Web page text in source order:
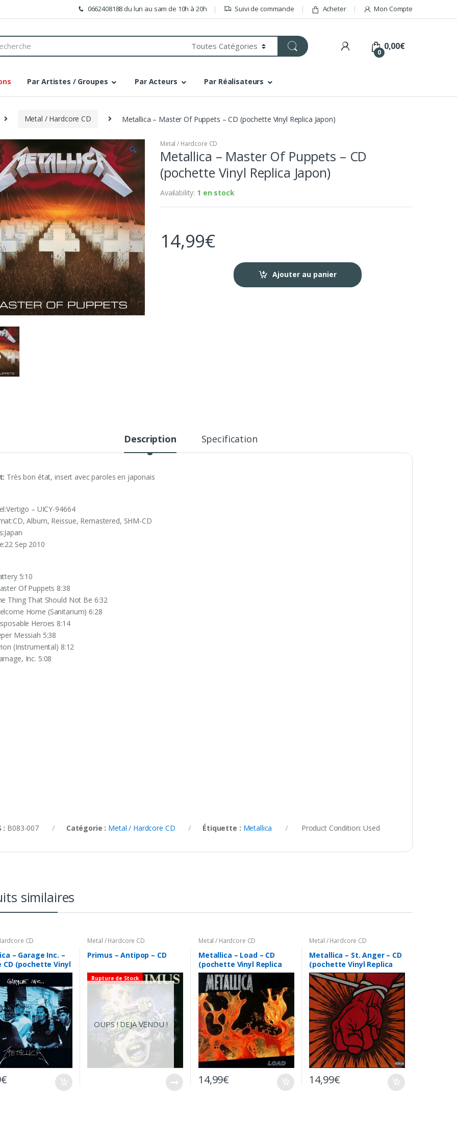
0662408188 du lun au sam de 10h à 20h Suivi de commande Acheter Mon Compte
0
0,00€
Par Artistes / Groupes Par Acteurs Par Réalisateurs
Metal / Hardcore CD Metallica – Master Of Puppets – CD (pochette Vinyl Replica Japon)
🔍
Metal / Hardcore CD
Metallica – Master Of Puppets – CD
(pochette Vinyl Replica Japon)
Availability: 1 en stock
14,99€
Ajouter au panier
Description Specification
Très bon état, insert avec paroles en japonais
‎– UICY-94664
Album, Reissue, Remastered, SHM-CD
Sep 2010
5:10
Of Puppets 8:38
Thing That Should Not Be 6:32
Home (Sanitarium) 6:28
Heroes 8:14
Messiah 5:38
(Instrumental) 8:12
Inc. 5:08
: B083-007 Catégorie : Metal / Hardcore CD Étiquette : Metallica Product Condition:Used
similaires
CD
– Garage Inc. –
CD (pochette Vinyl
Japon)
€
Metal / Hardcore CD
Primus – Antipop – CD
Rupture de Stock
OUPS ! DEJA VENDU !
Metal / Hardcore CD
Metallica – Load – CD
(pochette Vinyl Replica
Japon)
14,99€
Metal / Hardcore CD
Metallica – St. Anger – CD
(pochette Vinyl Replica
Japon)
14,99€